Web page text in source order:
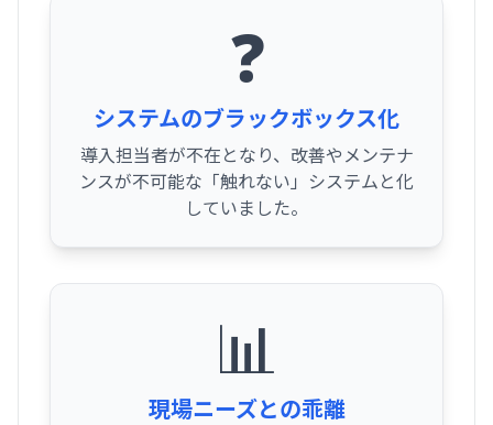
❓
システムのブラックボックス化
導入担当者が不在となり、改善やメンテナ
ンスが不可能な「触れない」システムと化
していました。
📊
現場ニーズとの乖離